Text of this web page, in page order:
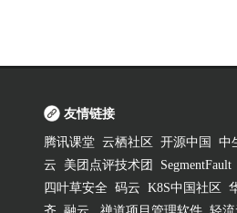
友情链接
腾讯课堂 云栖社区 开源中国 中
云
美团点评技术团 SegmentFault
四叶草安全 码云 K8S中国社区